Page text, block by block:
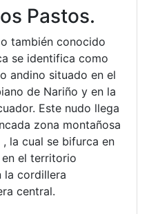
Pastos.
también conocido
se identifica como
andino situado en el
de Nariño y en la
Este nudo llega
zona montañosa
la cual se bifurca en
el territorio
la cordillera
central.